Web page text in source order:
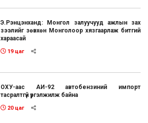
Э.Рэнцэнханд: Монгол залуучууд ажлын зах
зээлийг зөвхөн Монголоор хязгаарлаж битгий
хараасай
19 цаг
ОХУ-аас АИ-92 автобензиний импорт
тасралтгүй үргэлжилж байна
20 цаг